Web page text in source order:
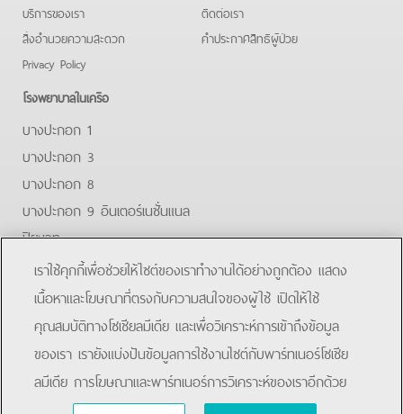
บริการของเรา
สิ่งอำนวยความสะดวก
Privacy Policy
ติดต่อเรา
คําประกาศสิทธิผู้ป่วย
โรงพยาบาลในเครือ
บางปะกอก 1
บางปะกอก 3
บางปะกอก 8
บางปะกอก 9 อินเตอร์เนชั่นแนล
ปิยะเวท
บางปะกอก-รังสิต 2
บางปะกอกสมุทรปราการ
FacebookLine
เราใช้คุกกี้เพื่อช่วยให้ไซต์ของเราทำงานได้อย่างถูกต้อง แสดง
เนื้อหาและโฆษณาที่ตรงกับความสนใจของผู้ใช้ เปิดให้ใช้
คุณสมบัติทางโซเชียลมีเดีย และเพื่อวิเคราะห์การเข้าถึงข้อมูล
ของเรา เรายังแบ่งปันข้อมูลการใช้งานไซต์กับพาร์ทเนอร์โซเชีย
ลมีเดีย การโฆษณาและพาร์ทเนอร์การวิเคราะห์ของเราอีกด้วย